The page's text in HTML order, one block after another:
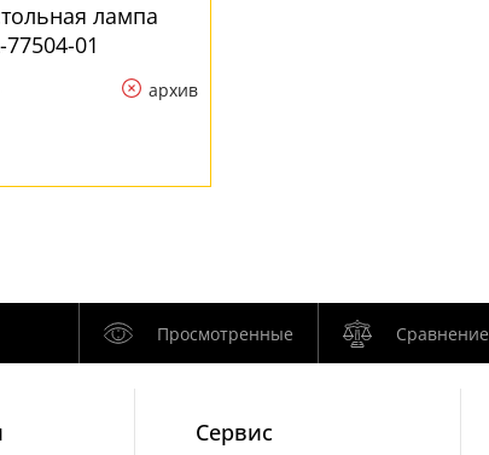
лампа
01
архив
Просмотренные Сравнение
Cервис